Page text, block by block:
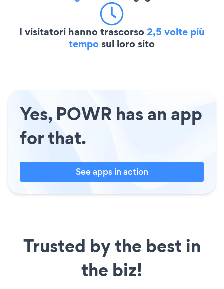
I visitatori hanno trascorso2,5 volte più
temposul loro sito
Yes, POWR has an app
for that.
See apps in action
Trusted by the best in
the biz!